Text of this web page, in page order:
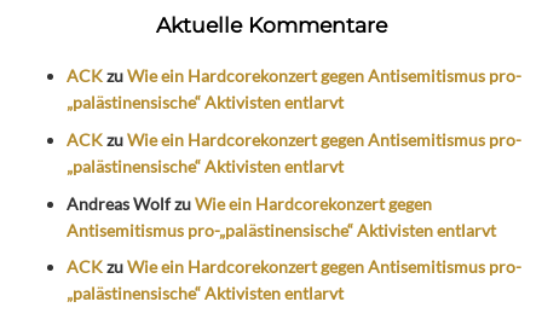
Aktuelle Kommentare
ACKzuWie ein Hardcorekonzert gegen Antisemitismus pro-
„palästinensische“ Aktivisten entlarvt
ACKzuWie ein Hardcorekonzert gegen Antisemitismus pro-
„palästinensische“ Aktivisten entlarvt
Andreas WolfzuWie ein Hardcorekonzert gegen
Antisemitismus pro-„palästinensische“ Aktivisten entlarvt
ACKzuWie ein Hardcorekonzert gegen Antisemitismus pro-
„palästinensische“ Aktivisten entlarvt